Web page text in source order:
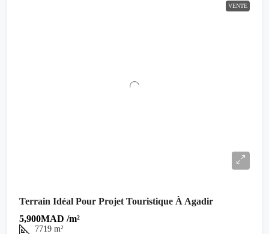
VENTE
Terrain Idéal Pour Projet Touristique À Agadir
5,900MAD /m²
7719 m²